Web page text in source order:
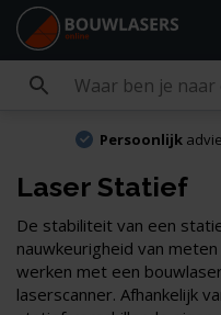
Persoonlijk
Laser Statief
De stabiliteit van een
nauwkeurigheid van
werken met een
laserscanner. Afhankelijk